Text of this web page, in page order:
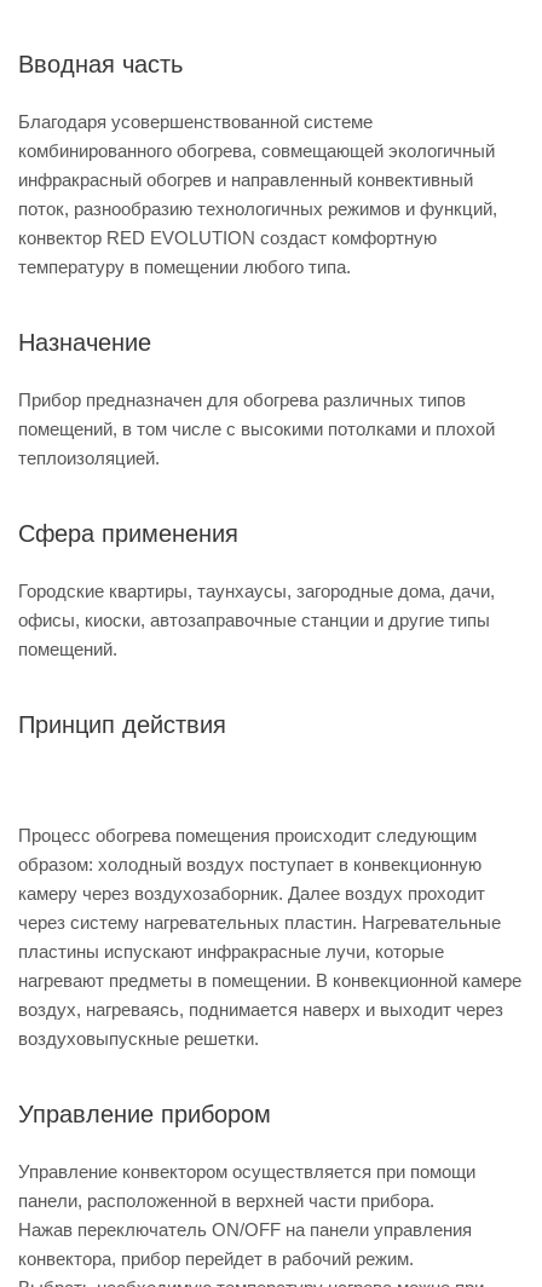
Вводная часть
Благодаря усовершенствованной системе
комбинированного обогрева, совмещающей экологичный
инфракрасный обогрев и направленный конвективный
поток, разнообразию технологичных режимов и функций,
конвектор RED EVOLUTION создаст комфортную
температуру в помещении любого типа.
Назначение
Прибор предназначен для обогрева различных типов
помещений, в том числе с высокими потолками и плохой
теплоизоляцией.
Сфера применения
Городские квартиры, таунхаусы, загородные дома, дачи,
офисы, киоски, автозаправочные станции и другие типы
помещений.
Принцип действия
Процесс обогрева помещения происходит следующим
образом: холодный воздух поступает в конвекционную
камеру через воздухозаборник. Далее воздух проходит
через систему нагревательных пластин. Нагревательные
пластины испускают инфракрасные лучи, которые
нагревают предметы в помещении. В конвекционной камере
воздух, нагреваясь, поднимается наверх и выходит через
воздуховыпускные решетки.
Управление прибором
Управление конвектором осуществляется при помощи
панели, расположенной в верхней части прибора.
Нажав переключатель ON/OFF на панели управления
конвектора, прибор перейдет в рабочий режим.